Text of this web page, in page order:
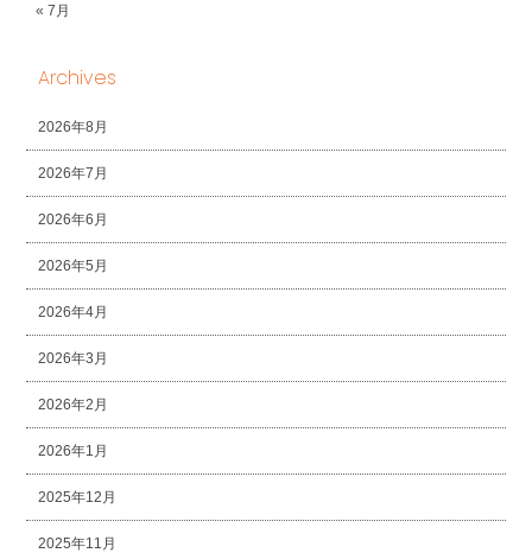
« 7月
Archives
2026年8月
2026年7月
2026年6月
2026年5月
2026年4月
2026年3月
2026年2月
2026年1月
2025年12月
2025年11月